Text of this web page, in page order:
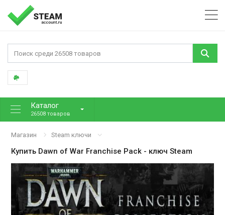
Каталог
26508 товаров
Магазин Steam ключи
Купить Dawn of War Franchise Pack - ключ Steam